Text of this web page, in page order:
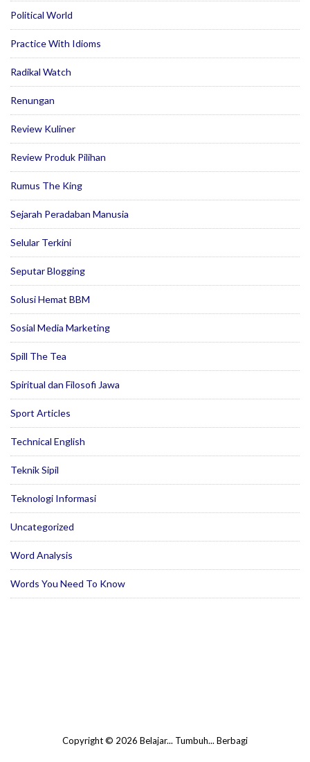
Political World
Practice With Idioms
Radikal Watch
Renungan
Review Kuliner
Review Produk Pilihan
Rumus The King
Sejarah Peradaban Manusia
Selular Terkini
Seputar Blogging
Solusi Hemat BBM
Sosial Media Marketing
Spill The Tea
Spiritual dan Filosofi Jawa
Sport Articles
Technical English
Teknik Sipil
Teknologi Informasi
Uncategorized
Word Analysis
Words You Need To Know
Copyright © 2026 Belajar... Tumbuh... Berbagi